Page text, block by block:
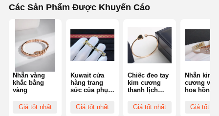
Các Sản Phẩm Được Khuyến Cáo
Nhẫn vàng
khắc bằng
vàng
Giá tốt nhất
Kuwait cửa
hàng trang
sức của phụ
quyến rũ, 18K
Giá tốt nhất
Chiếc đeo tay
kim cương
thanh lịch
trang sức tùy
Giá tốt nhất
Nhẫn kim
cương
hoa hồng
công tùy
Giá tốt